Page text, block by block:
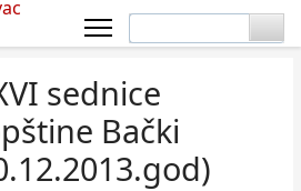
sednice
Bački